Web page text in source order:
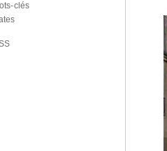
clés